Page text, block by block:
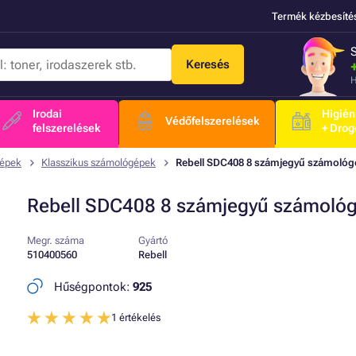
Termék
Keresés
Irodai
felszerelések
Védőfelszerelések
+
Klasszikus számológépek Rebell SDC408 8 számjegyű
Rebell SDC408 8 számjegyű
Megr. száma
510400560
Gyártó
Rebell
Hűségpontok: 925
1 értékelés